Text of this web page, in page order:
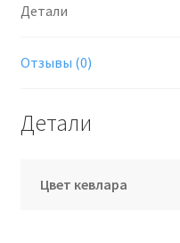
Детали
Отзывы (0)
Детали
Цвет кевлара